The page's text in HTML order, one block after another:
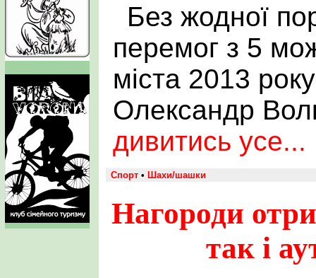
Без жодної
перемог з 5
міста 2013
Олександр
дивитись усе...
Спорт • Шахи/шашки
Нагороди
так і